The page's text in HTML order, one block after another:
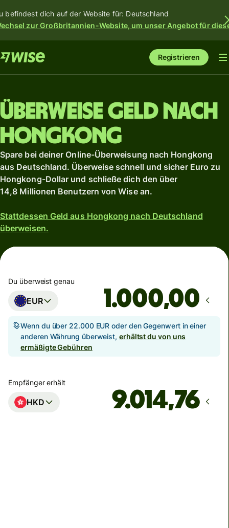
befindest dich auf der Website für: Deutschland
zur Großbritannien-Website, um unser Angebot für
Registrieren
Überweise Geld nach
Hongkong
Spare bei deiner Online-Überweisung nach Hongkong
aus Deutschland. Überweise schnell und sicher Euro zu
Hongkong-Dollar und schließe dich den über
14,8 Millionen Benutzern von Wise an.
Stattdessen Geld aus Hongkong nach Deutschland
überweisen.
Du überweist genau
EUR ,00
Wenn du über 22.000 EUR oder den Gegenwert in einer
anderen Währung überweist, erhältst du von uns
ermäßigte Gebühren
Empfänger erhält
HKD